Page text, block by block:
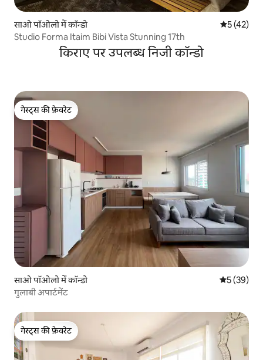
साओ पॉओलो में कॉन्डो औसत रेटिंग
5 (42)
Studio Forma Itaim Bibi Vista Stunning 17th
किराए पर उपलब्ध निजी कॉन्डो
गेस्ट्स की फ़ेवरेट
गेस्ट्स की फ़ेवरेट
साओ पॉओलो में कॉन्डो औसत रेटिंग
5 (39)
गुलाबी अपार्टमेंट
गेस्ट्स की फ़ेवरेट
गेस्ट्स की फ़ेवरेट